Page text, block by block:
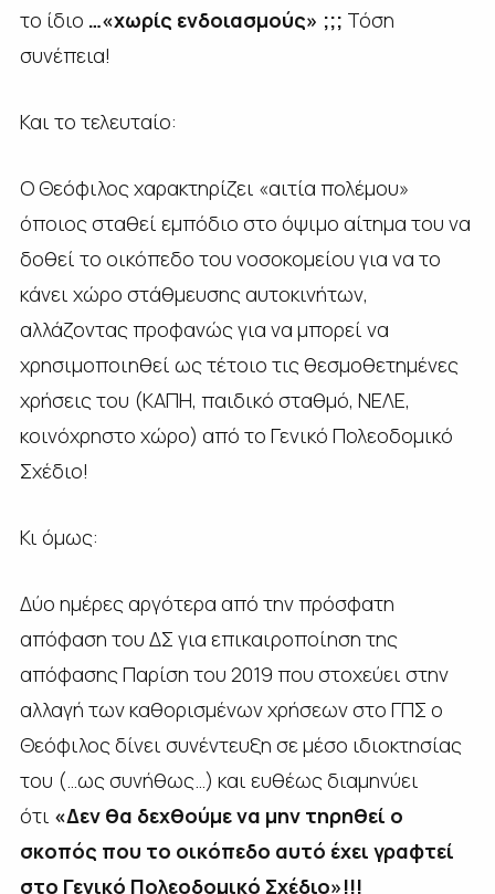
το ίδιο …«χωρίς ενδοιασμούς» ;;; Τόση
συνέπεια!
Και το τελευταίο:
Ο Θεόφιλος χαρακτηρίζει «αιτία πολέμου»
όποιος σταθεί εμπόδιο στο όψιμο αίτημα του να
δοθεί το οικόπεδο του νοσοκομείου για να το
κάνει χώρο στάθμευσης αυτοκινήτων,
αλλάζοντας προφανώς για να μπορεί να
χρησιμοποιηθεί ως τέτοιο τις θεσμοθετημένες
χρήσεις του (ΚΑΠΗ, παιδικό σταθμό, ΝΕΛΕ,
κοινόχρηστο χώρο) από το Γενικό Πολεοδομικό
Σχέδιο!
Κι όμως:
Δύο ημέρες αργότερα από την πρόσφατη
απόφαση του ΔΣ για επικαιροποίηση της
απόφασης Παρίση του 2019 που στοχεύει στην
αλλαγή των καθορισμένων χρήσεων στο ΓΠΣ ο
Θεόφιλος δίνει συνέντευξη σε μέσο ιδιοκτησίας
του (…ως συνήθως…) και ευθέως διαμηνύει
ότι «Δεν θα δεχθούμε να μην τηρηθεί ο
σκοπός που το οικόπεδο αυτό έχει γραφτεί
στο Γενικό Πολεοδομικό Σχέδιο»!!!